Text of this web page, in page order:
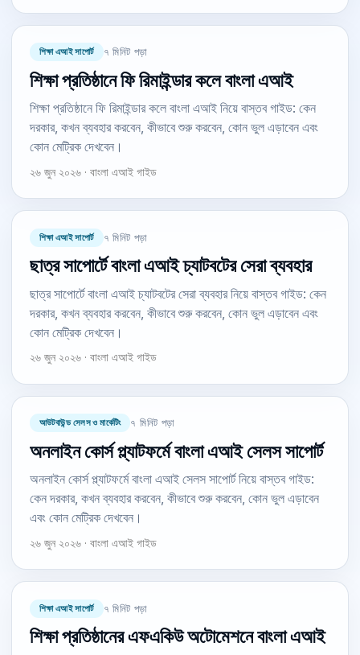
শিক্ষা এআই সাপোর্ট ৭ মিনিট পড়া
শিক্ষা প্রতিষ্ঠানে ফি রিমাইন্ডার কলে বাংলা এআই
শিক্ষা প্রতিষ্ঠানে ফি রিমাইন্ডার কলে বাংলা এআই নিয়ে বাস্তব গাইড: কেন
দরকার, কখন ব্যবহার করবেন, কীভাবে শুরু করবেন, কোন ভুল এড়াবেন এবং
কোন মেট্রিক দেখবেন।
২৬ জুন ২০২৬ · বাংলা এআই গাইড
শিক্ষা এআই সাপোর্ট ৭ মিনিট পড়া
ছাত্র সাপোর্টে বাংলা এআই চ্যাটবটের সেরা ব্যবহার
ছাত্র সাপোর্টে বাংলা এআই চ্যাটবটের সেরা ব্যবহার নিয়ে বাস্তব গাইড: কেন
দরকার, কখন ব্যবহার করবেন, কীভাবে শুরু করবেন, কোন ভুল এড়াবেন এবং
কোন মেট্রিক দেখবেন।
২৬ জুন ২০২৬ · বাংলা এআই গাইড
আউটবাউন্ড সেলস ও মার্কেটিং ৭ মিনিট পড়া
অনলাইন কোর্স প্ল্যাটফর্মে বাংলা এআই সেলস সাপোর্ট
অনলাইন কোর্স প্ল্যাটফর্মে বাংলা এআই সেলস সাপোর্ট নিয়ে বাস্তব গাইড:
কেন দরকার, কখন ব্যবহার করবেন, কীভাবে শুরু করবেন, কোন ভুল এড়াবেন
এবং কোন মেট্রিক দেখবেন।
২৬ জুন ২০২৬ · বাংলা এআই গাইড
শিক্ষা এআই সাপোর্ট ৭ মিনিট পড়া
শিক্ষা প্রতিষ্ঠানের এফএকিউ অটোমেশনে বাংলা এআই